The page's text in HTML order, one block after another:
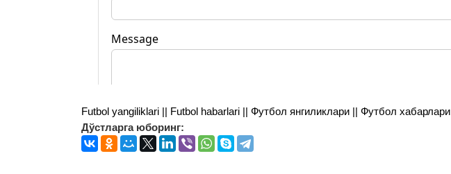
Futbol yangiliklari || Futbol habarlari || Футбол янгиликлари || Футбол хабарлари
Дўстларга юборинг: